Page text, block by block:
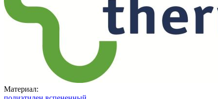
Материал: